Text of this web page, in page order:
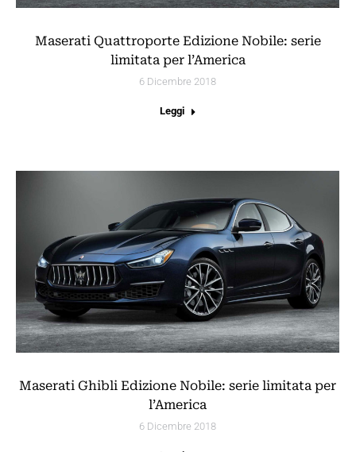
Maserati Quattroporte Edizione Nobile: serie
limitata per l’America
6 Dicembre 2018
Leggi
Maserati Ghibli Edizione Nobile: serie limitata per
l’America
6 Dicembre 2018